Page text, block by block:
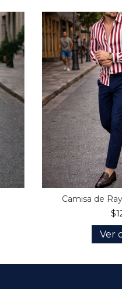
Camisa de
Ver